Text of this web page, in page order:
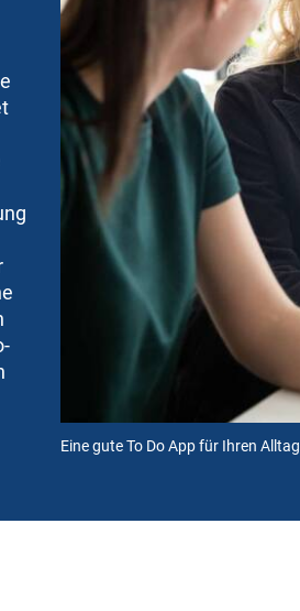
Eine gute To Do App für Ihren Alltag